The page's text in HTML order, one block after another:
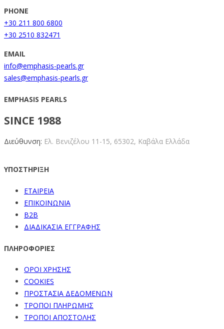
PHONE
+30 211 800 6800
+30 2510 832471
EMAIL
info@emphasis-pearls.gr
sales@emphasis-pearls.gr
EMPHASIS PEARLS
SINCE 1988
Διεύθυνση: Ελ. Βενιζέλου 11-15, 65302, Καβάλα Ελλάδα
ΥΠΟΣΤΗΡΙΞΗ
ΕΤΑΙΡΕΙΑ
ΕΠΙΚΟΙΝΩΝΙΑ
B2B
ΔΙΑΔΙΚΑΣΙΑ ΕΓΓΡΑΦΗΣ
ΠΛΗΡΟΦΟΡΙΕΣ
ΟΡΟΙ ΧΡΗΣΗΣ
COOKIES
ΠΡΟΣΤΑΣΙΑ ΔΕΔΟΜΕΝΩΝ
ΤΡΟΠΟΙ ΠΛΗΡΩΜΗΣ
ΤΡΟΠΟΙ ΑΠΟΣΤΟΛΗΣ